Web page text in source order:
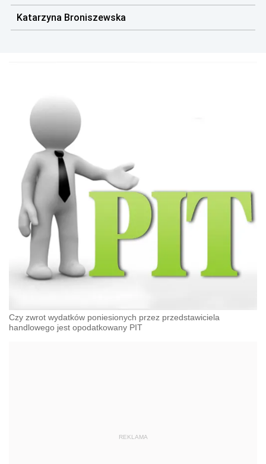
Katarzyna Broniszewska
Czy zwrot wydatków poniesionych przez przedstawiciela
handlowego jest opodatkowany PIT